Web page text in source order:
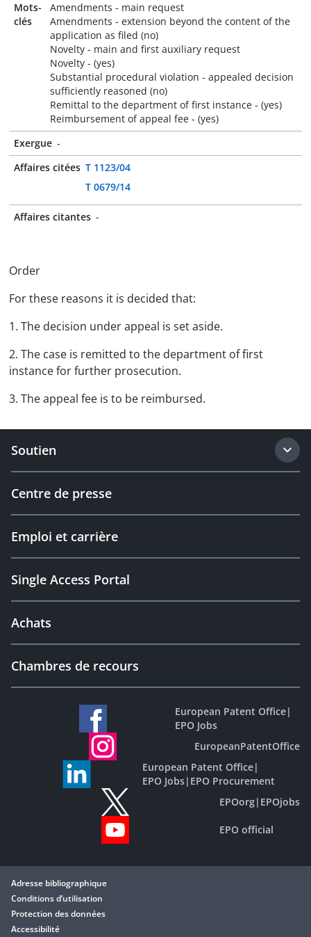
Mots-
clés
Amendments - main request
Amendments - extension beyond the content of the
application as filed (no)
Novelty - main and first auxiliary request
Novelty - (yes)
Substantial procedural violation - appealed decision
sufficiently reasoned (no)
Remittal to the department of first instance - (yes)
Reimbursement of appeal fee - (yes)
Exergue -
Affaires citées T 1123/04
T 0679/14
Affaires citantes -
Order
For these reasons it is decided that:
1. The decision under appeal is set aside.
2. The case is remitted to the department of first
instance for further prosecution.
3. The appeal fee is to be reimbursed.
Soutien
Centre de presse
Emploi et carrière
Single Access Portal
Achats
Chambres de recours
European Patent Office|
EPO Jobs
EuropeanPatentOffice
European Patent Office|
EPO Jobs| EPO Procurement
EPOorg| EPOjobs
EPO official
Adresse bibliographique
Conditions d’utilisation
Protection des données
Accessibilité